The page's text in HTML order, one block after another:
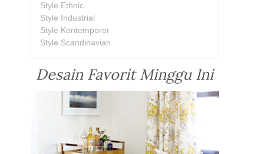
Style Ethnic
Style Industrial
Style Kontemporer
Style Scandinavian
Desain Favorit Minggu Ini